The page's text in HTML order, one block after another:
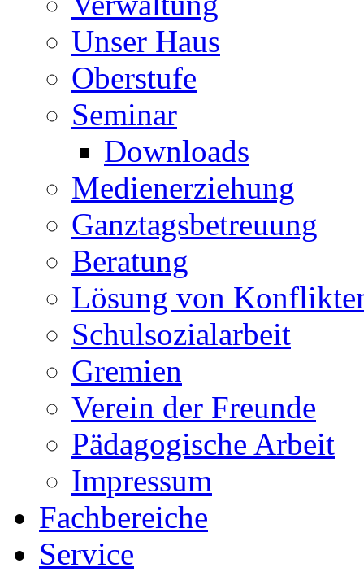
Unser Haus
Oberstufe
Seminar
Downloads
Medienerziehung
Ganztagsbetreuung
Beratung
Lösung von
Schulsozialarbeit
Gremien
Verein der Freunde
Pädagogische Arbeit
Impressum
Fachbereiche
Service